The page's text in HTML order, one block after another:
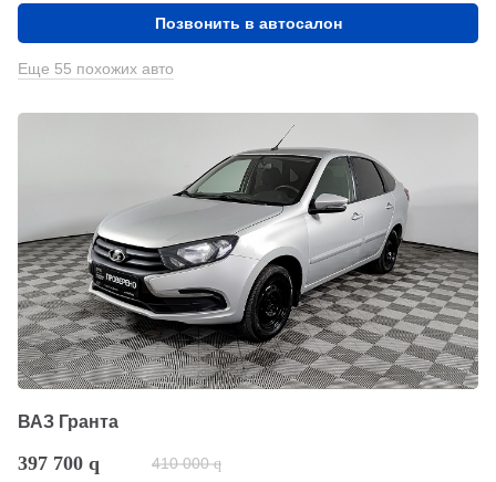
Позвонить в автосалон
Еще 55 похожих авто
ВАЗ Гранта
397 700 q 410 000 q